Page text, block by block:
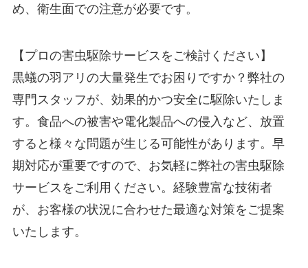
め、衛生面での注意が必要です。
【プロの害虫駆除サービスをご検討ください】
黒蟻の羽アリの大量発生でお困りですか？弊社の
専門スタッフが、効果的かつ安全に駆除いたしま
す。食品への被害や電化製品への侵入など、放置
すると様々な問題が生じる可能性があります。早
期対応が重要ですので、お気軽に弊社の害虫駆除
サービスをご利用ください。経験豊富な技術者
が、お客様の状況に合わせた最適な対策をご提案
いたします。